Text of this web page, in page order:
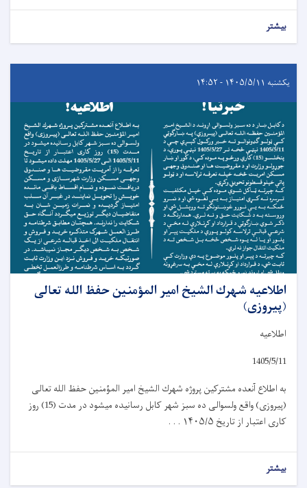
بیشتر
یکشنبه ۱۴۰۵/۵/۱۱ - ۱۴:۵۲
اطلاعیه شهرك الشيخ امیر المؤمنين حفظ الله تعالی
(پیروزی)
اطلاعیه
1405/5/11
به اطلاع آنعده مشترکین پروژه شهرك الشيخ امیر المؤمنين حفظ الله تعالی
(پیروزی) واقع ولسوالی ده سبز شهر کابل رسانیده میشود در مدت (15) روز
کاری اعتبار از تاریخ ۱۴۰۵/۵ . . .
بیشتر